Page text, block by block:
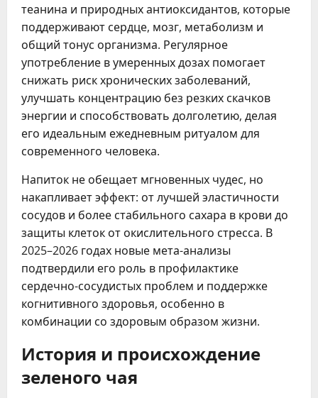
теанина и природных антиоксидантов, которые
поддерживают сердце, мозг, метаболизм и
общий тонус организма. Регулярное
употребление в умеренных дозах помогает
снижать риск хронических заболеваний,
улучшать концентрацию без резких скачков
энергии и способствовать долголетию, делая
его идеальным ежедневным ритуалом для
современного человека.
Напиток не обещает мгновенных чудес, но
накапливает эффект: от лучшей эластичности
сосудов и более стабильного сахара в крови до
защиты клеток от окислительного стресса. В
2025–2026 годах новые мета-анализы
подтвердили его роль в профилактике
сердечно-сосудистых проблем и поддержке
когнитивного здоровья, особенно в
комбинации со здоровым образом жизни.
История и происхождение
зеленого чая